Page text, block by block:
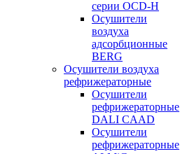
серии OСD-H
Осушители
воздуха
адсорбционные
BERG
Осушители воздуха
рефрижераторные
Осушители
рефрижераторные
DALI CAAD
Осушители
рефрижераторные